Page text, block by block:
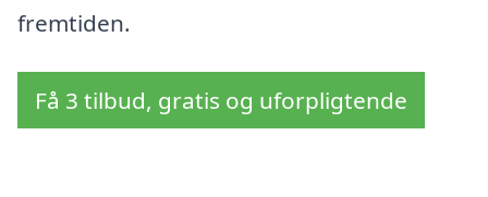
fremtiden.
Få 3 tilbud, gratis og uforpligtende